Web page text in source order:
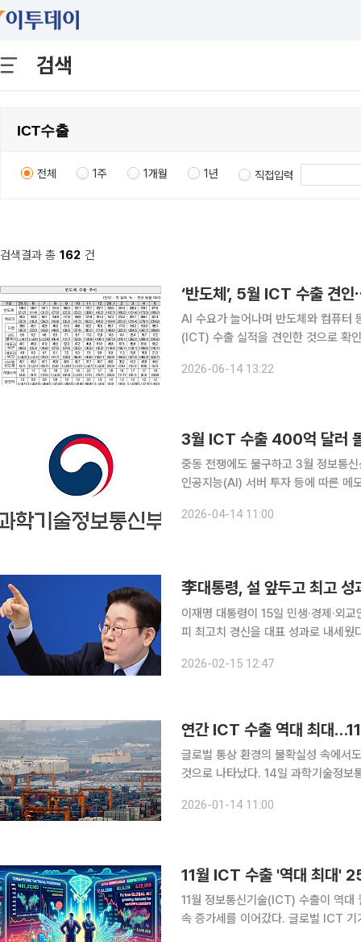
검색
전체 1주 1개월 1년 직접입력
검색결과 총 162 건
‘반도체’, 5월 ICT 수출 견
AI 수요가 늘어나며 반도체와 컴퓨터
(ICT) 수출 실적을 견인한 것으로 확인됐다. 14일 과학기술정보통신부와 산업통상
억 달러 이상을 기록하며 역대 수출액
2026-06-14 13:22
3월 ICT 수출 400억 달러
중동 전쟁에도 불구하고 3월 정보통
인공지능(AI) 서버 투자 등에 따른 메
부가 발표한 3월 ICT 수출입 동향에
2026-04-14 11:00
李대통령, 설 앞두고 최고
이재명 대통령이 15일 민생·경제·외
피 최고치 경신을 대표 성과로 내세웠다. 이 대통령은 이날 유튜브 커뮤니티에서 "설을 앞두
2026-02-15 12:47
연간 ICT 수출 역대 최대
글로벌 통상 환경의 불확실성 속에서
것으로 나타났다. 14일 과학기술정보통신부와 산업통상부가 발표한 ICT 수출입동향에 따르면 작년
1512억5000만 달러로 전년 동기 대
2026-01-14 11:00
11월 정보통신기술(ICT) 수출이 역
속 증가세를 이어갔다. 글로벌 ICT